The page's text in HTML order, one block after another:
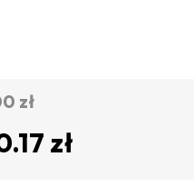
zł
zł